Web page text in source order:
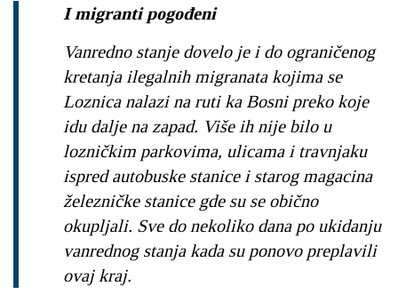
I migranti pogođeni
Vanredno stanje dovelo je i do ograničenog
kretanja ilegalnih migranata kojima se
Loznica nalazi na ruti ka Bosni preko koje
idu dalje na zapad. Više ih nije bilo u
lozničkim parkovima, ulicama i travnjaku
ispred autobuske stanice i starog magacina
železničke stanice gde su se obično
okupljali. Sve do nekoliko dana po ukidanju
vanrednog stanja kada su ponovo preplavili
ovaj kraj.